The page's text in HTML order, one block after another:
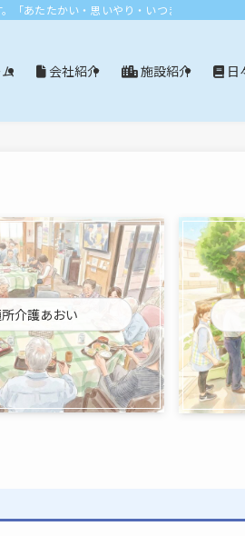
あたたかい・思いやり・いつまでも」エリ
会社紹介 施設紹介 日
介護あおい